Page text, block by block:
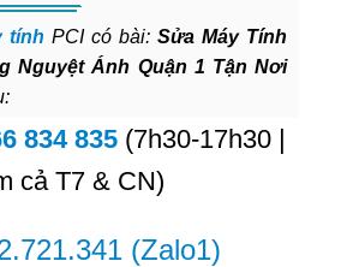
tính PCI có bài: Sửa Máy Tính
Nguyệt Ánh Quận 1 Tận Nơi
834 835 (7h30-17h30 |
cả T7 & CN)
(Zalo1)